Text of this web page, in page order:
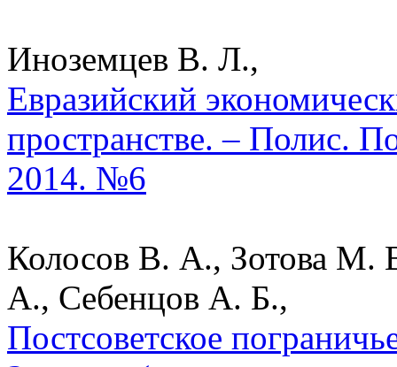
Иноземцев В. Л.,
Евразийский
пространстве. – Полис.
2014. №6
Колосов В. А., Зотова
А., Себенцов А. Б.,
Постсоветское